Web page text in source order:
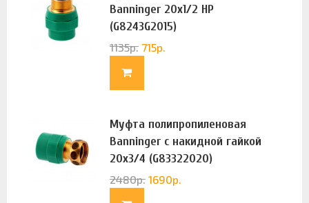
Banninger 20х1/2 НР
(G8243G2015)
1135р. 715р.
Муфта полипропиленовая
Banninger с накидной гайкой
20х3/4 (G83322020)
2480р. 1690р.